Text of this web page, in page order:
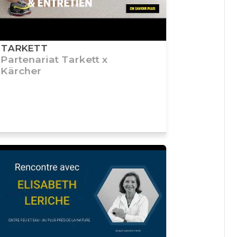
TARKETT
Partenariat Tarkett x
Kärcher